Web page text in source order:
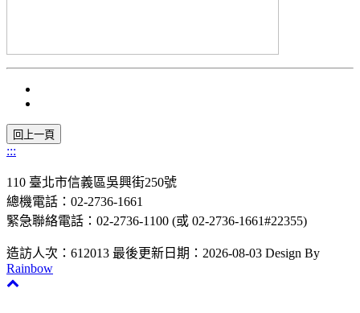
:::
110 臺北市信義區吳興街250號
總機電話：02-2736-1661
緊急聯絡電話：02-2736-1100 (或 02-2736-1661#22355)
造訪人次：612013 最後更新日期：2026-08-03 Design By
Rainbow